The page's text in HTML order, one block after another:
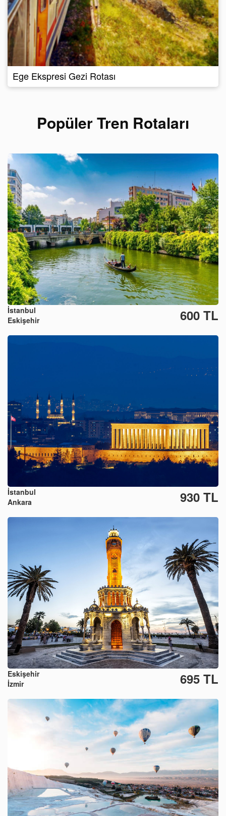
Ege Ekspresi Gezi Rotası
Popüler Tren Rotaları
İstanbul
Eskişehir
600 TL
İstanbul
Ankara
930 TL
Eskişehir
İzmir
695 TL